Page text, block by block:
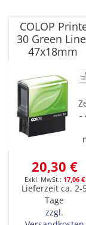
COLOP
30 Green
47x18mm
20,30 €
17,06 €
Lieferzeit ca. 2-
Tage
zzgl.